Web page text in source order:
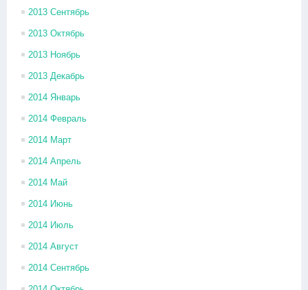
2013 Сентябрь
2013 Октябрь
2013 Ноябрь
2013 Декабрь
2014 Январь
2014 Февраль
2014 Март
2014 Апрель
2014 Май
2014 Июнь
2014 Июль
2014 Август
2014 Сентябрь